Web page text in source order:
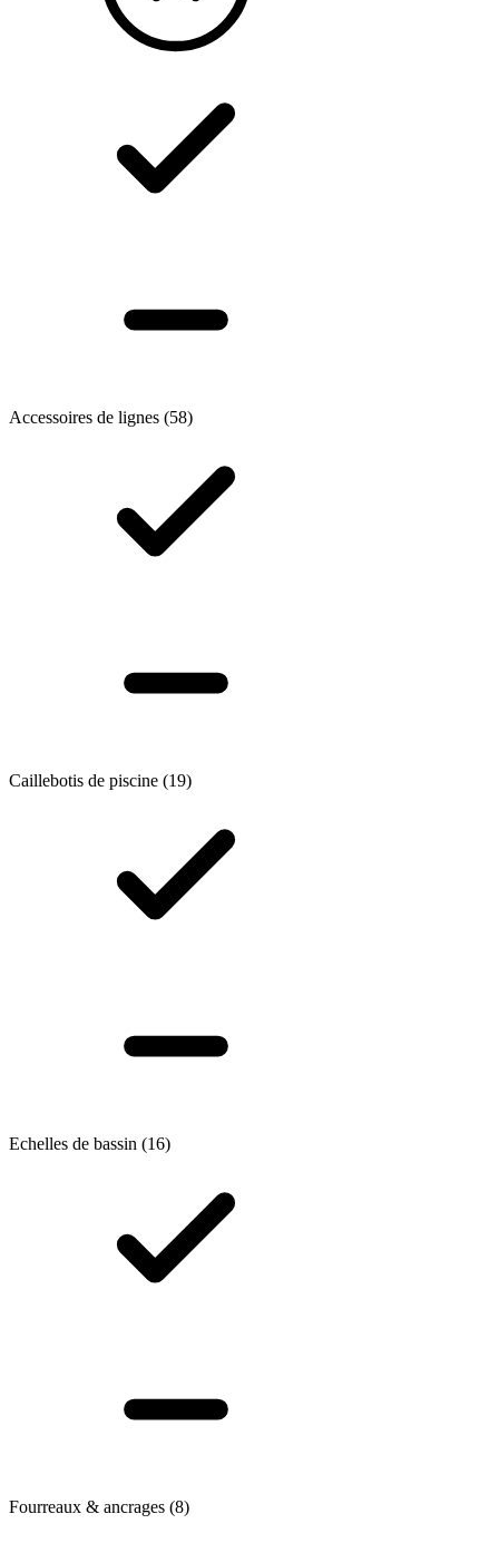
Accessoires de lignes (58)
Caillebotis de piscine (19)
Echelles de bassin (16)
Fourreaux & ancrages (8)